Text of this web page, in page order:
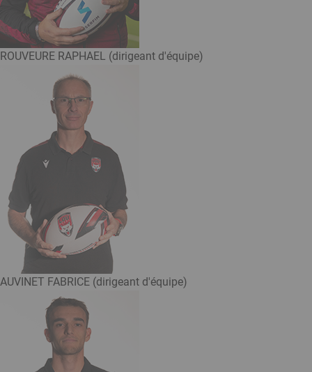
ROUVEURE RAPHAEL (dirigeant d'équipe)
AUVINET FABRICE (dirigeant d'équipe)